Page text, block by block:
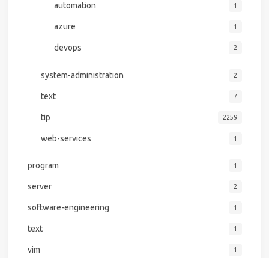
automation 1
azure 1
devops 2
system-administration 2
text 7
tip 2259
web-services 1
program 1
server 2
software-engineering 1
text 1
vim 1